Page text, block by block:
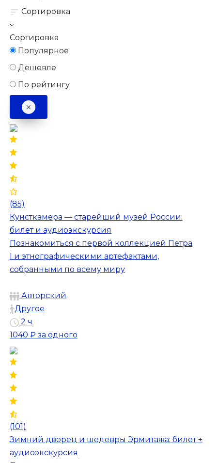
Сортировка
Сортировка
Популярное
Дешевле
По рейтингу
(85)
Кунсткамера — старейший музей России:
билет и аудиоэкскурсия
Познакомиться с первой коллекцией Петра
I и этнографическими артефактами,
собранными по всему миру
Авторский
Другое
2 ч
1040 ₽ за одного
(101)
Зимний дворец и шедевры Эрмитажа: билет +
аудиоэкскурсия